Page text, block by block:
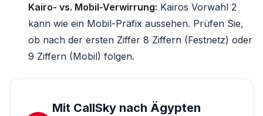
Kairo- vs. Mobil-Verwirrung: Kairos Vorwahl 2
kann wie ein Mobil-Präfix aussehen. Prüfen Sie,
ob nach der ersten Ziffer 8 Ziffern (Festnetz) oder
9 Ziffern (Mobil) folgen.
Mit CallSky nach Ägypten